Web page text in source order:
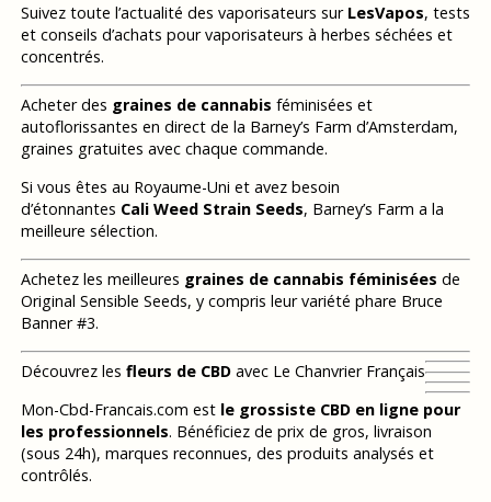
Suivez toute l’actualité des vaporisateurs sur LesVapos, tests
et conseils d’achats pour vaporisateurs à herbes séchées et
concentrés.
Acheter des graines de cannabis féminisées et
autoflorissantes en direct de la Barney’s Farm d’Amsterdam,
graines gratuites avec chaque commande.
Si vous êtes au Royaume-Uni et avez besoin
d’étonnantes Cali Weed Strain Seeds, Barney’s Farm a la
meilleure sélection.
Achetez les meilleures graines de cannabis féminisées de
Original Sensible Seeds, y compris leur variété phare Bruce
Banner #3.
Découvrez les fleurs de CBDavec Le Chanvrier Français
Mon-Cbd-Francais.com est le grossiste CBD en ligne pour
les professionnels. Bénéficiez de prix de gros, livraison
(sous 24h), marques reconnues, des produits analysés et
contrôlés.